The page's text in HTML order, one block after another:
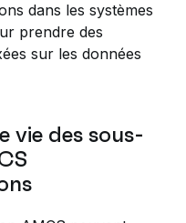
dans les systèmes
prendre des
sur les données
vie des sous-